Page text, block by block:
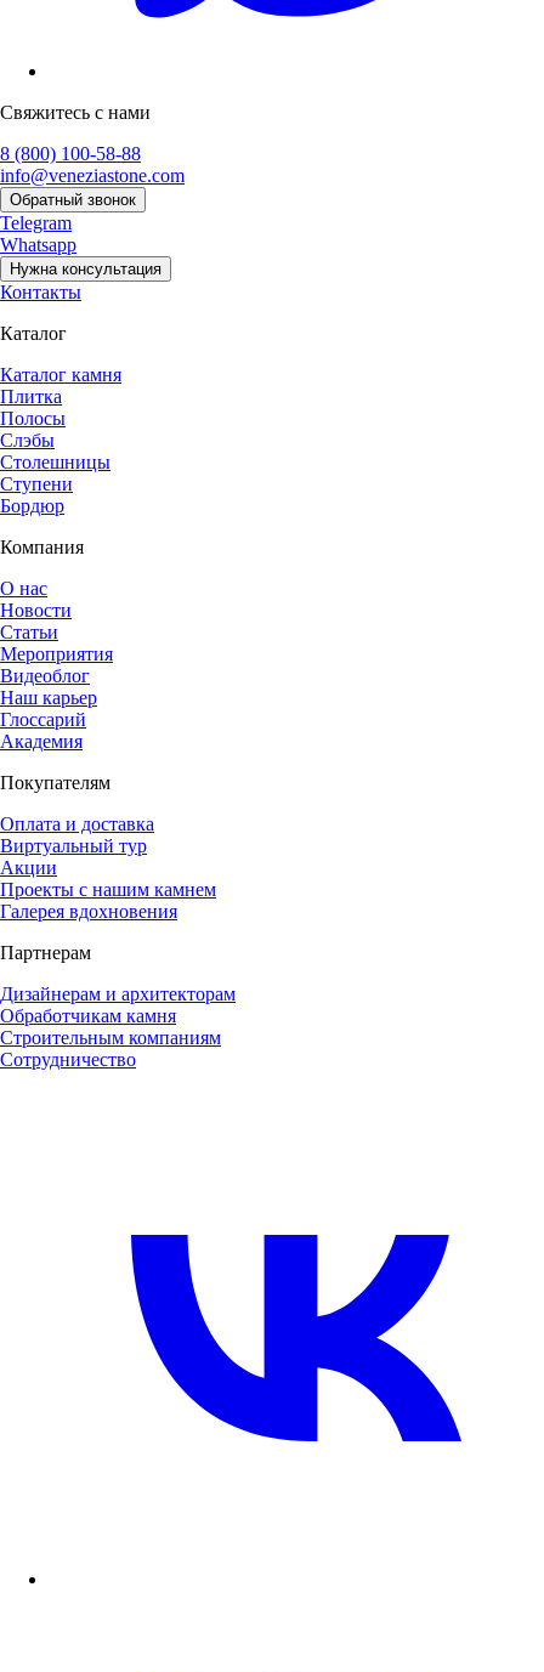
Свяжитесь с нами
8 (800) 100-58-88
info@veneziastone.com
Обратный звонок
Telegram
Whatsapp
Нужна консультация
Контакты
Каталог
Каталог камня
Плитка
Полосы
Слэбы
Столешницы
Ступени
Бордюр
Компания
О нас
Новости
Статьи
Мероприятия
Видеоблог
Наш карьер
Глоссарий
Академия
Покупателям
Оплата и доставка
Виртуальный тур
Акции
Проекты с нашим камнем
Галерея вдохновения
Партнерам
Дизайнерам и архитекторам
Обработчикам камня
Строительным компаниям
Сотрудничество